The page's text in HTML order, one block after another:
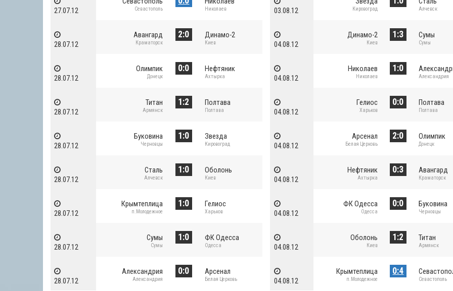
27.07.12 Севастополь Николаев
28.07.12
Авангард
Краматорск
2:0 Динамо-2
Киев
28.07.12
Олимпик
Донецк
0:0 Нефтяник
Ахтырка
28.07.12
Титан
Армянск
1:2 Полтава
Полтава
28.07.12
Буковина
Черновцы
1:0 Звезда
Кировоград
28.07.12
Сталь
Алчевск
1:0 Оболонь
Киев
28.07.12
Крымтеплица
п.Молодежное
1:0 Гелиос
Харьков
28.07.12
Сумы
Сумы
1:0 ФК Одесса
Одесса
28.07.12
Александрия
Александрия
0:0 Арсенал
Белая Церковь
03.08.12 Кировоград Алчевск
04.08.12
Динамо-2
Киев
1:3 Сумы
Сумы
04.08.12
Николаев
Николаев
1:0
Александрия
04.08.12
Гелиос
Харьков
0:0 Полтава
Полтава
04.08.12
Арсенал
Белая Церковь
2:0 Олимпик
Донецк
04.08.12
Нефтяник
Ахтырка
0:3 Авангард
Краматорск
04.08.12
ФК Одесса
Одесса
0:0 Буковина
Черновцы
04.08.12
Оболонь
Киев
1:2 Титан
Армянск
04.08.12
Крымтеплица
п.Молодежное
0:4
Севастополь